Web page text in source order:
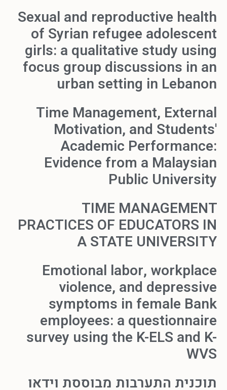
Sexual and reproductive health
of Syrian refugee adolescent
girls: a qualitative study using
focus group discussions in an
urban setting in Lebanon
Time Management, External
Motivation, and Students'
Academic Performance:
Evidence from a Malaysian
Public University
TIME MANAGEMENT
PRACTICES OF EDUCATORS IN
A STATE UNIVERSITY
Emotional labor, workplace
violence, and depressive
symptoms in female Bank
employees: a questionnaire
survey using the K-ELS and K-
WVS
תוכנית התערבות מבוססת וידאו